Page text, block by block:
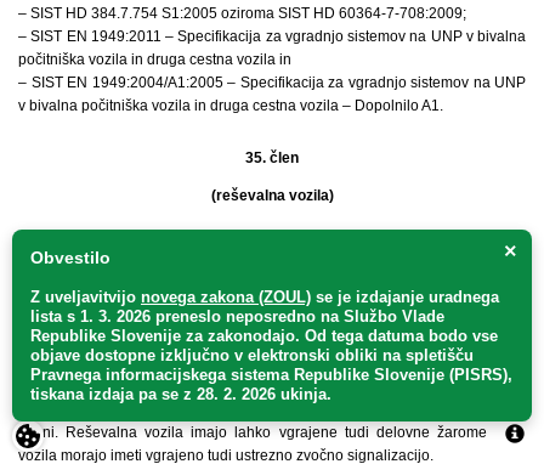
– SIST HD 384.7.754 S1:2005 oziroma SIST HD 60364-7-708:2009;
– SIST EN 1949:2011 – Specifikacija za vgradnjo sistemov na UNP v bivalna
počitniška vozila in druga cestna vozila in
– SIST EN 1949:2004/A1:2005 – Specifikacija za vgradnjo sistemov na UNP
v bivalna počitniška vozila in druga cestna vozila – Dopolnilo A1.
35. člen
(reševalna vozila)
(1) Vozilo z obliko nadgradnje »SC – reševalno vozilo« in enim od
z opremo v skladu z zahtevami tega člena ter ustrezati zahtevam predpisov,
ki urejajo izvajanje nujne medicinske pomoči oziroma prevoze pacientov, in
jih izda minister, pristojen za zdravje.
(2) Reševalna vozila morajo biti prepoznavne barve, označena z vizualnimi
oznakami vozila nujne medicinske pomoči in opremljena s posebnimi
opozorilnimi svetilkami, ki oddajajo modro svetlobo tako, da so vidne z vseh
strani. Reševalna vozila imajo lahko vgrajene tudi delovne žaromete. Ta
vozila morajo imeti vgrajeno tudi ustrezno zvočno signalizacijo.
×
Obvestilo
Z uveljavitvijo novega zakona (ZOUL) se je izdajanje uradnega
lista s 1. 3. 2026 preneslo neposredno na Službo Vlade
Republike Slovenije za zakonodajo. Od tega datuma bodo vse
objave dostopne izključno v elektronski obliki na spletišču
Pravnega informacijskega sistema Republike Slovenije (PISRS),
tiskana izdaja pa se z 28. 2. 2026 ukinja.